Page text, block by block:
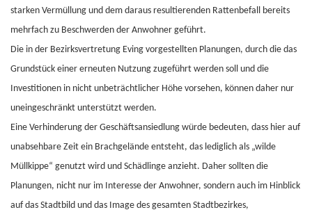
starken Vermüllung und dem daraus resultierenden Rattenbefall bereits
mehrfach zu Beschwerden der Anwohner geführt.
Die in der Bezirksvertretung Eving vorgestellten Planungen, durch die das
Grundstück einer erneuten Nutzung zugeführt werden soll und die
Investitionen in nicht unbeträchtlicher Höhe vorsehen, können daher nur
uneingeschränkt unterstützt werden.
Eine Verhinderung der Geschäftsansiedlung würde bedeuten, dass hier auf
unabsehbare Zeit ein Brachgelände entsteht, das lediglich als „wilde
Müllkippe“ genutzt wird und Schädlinge anzieht. Daher sollten die
Planungen, nicht nur im Interesse der Anwohner, sondern auch im Hinblick
auf das Stadtbild und das Image des gesamten Stadtbezirkes,